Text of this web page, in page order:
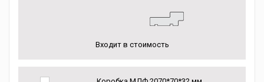
Входит в стоимость